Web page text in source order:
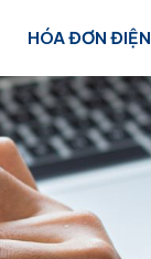
HÓA ĐƠN